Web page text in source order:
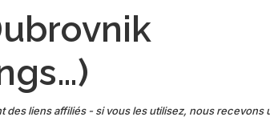
blog
de
Manu
des liens affiliés - si vous les utilisez, nous recevons